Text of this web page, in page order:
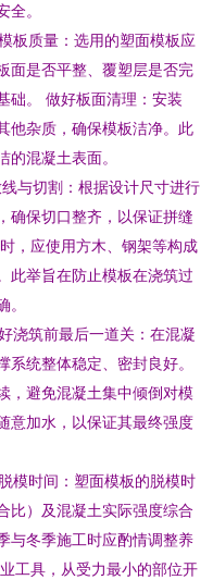
。
板质量：选用的塑面模板应
面是否平整、覆塑层是否完
础。 做好板面清理：安装
他杂质，确保模板洁净。此
混凝土表面。
与切割：根据设计尺寸进行
确保切口整齐，以保证拼缝
，应使用方木、钢架等构成
此举旨在防止模板在浇筑过
浇筑前最后一道关：在混凝
统整体稳定、密封良好。
，避免混凝土集中倾倒对模
意加水，以保证其最终强度
模时间：塑面模板的脱模时
比）及混凝土实际强度综合
与冬季施工时应酌情调整养
工具，从受力最小的部位开